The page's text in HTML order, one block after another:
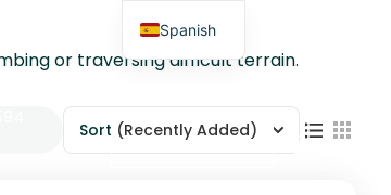
Reserve Ahora
or traversing difficult terrain.
Sort (Recently Added)
Spanish